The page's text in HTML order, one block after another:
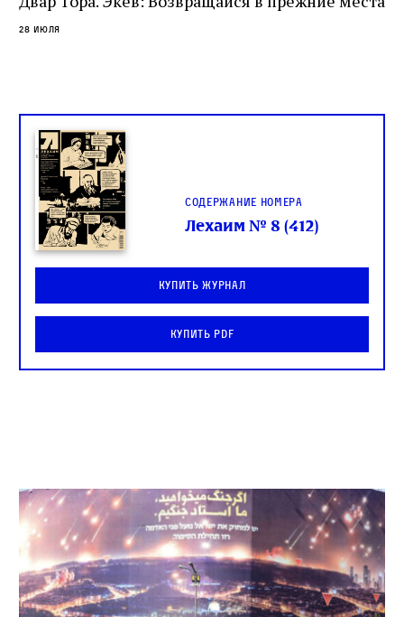
28 июля
Содержание номера
Лехаим № 8 (412)
Купить журнал
Купить PDF